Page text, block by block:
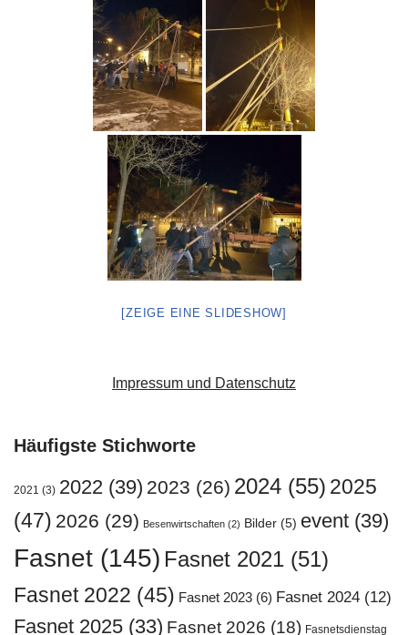
[ZEIGE EINE SLIDESHOW]
Impressum und Datenschutz
Häufigste Stichworte
2021 (3) 2022 (39) 2023 (26) 2024 (55) 2025
(47) 2026 (29) Besenwirtschaften (2) Bilder (5) event (39)
Fasnet (145) Fasnet 2021 (51)
Fasnet 2022 (45) Fasnet 2023 (6) Fasnet 2024 (12)
Fasnet 2025 (33) Fasnet 2026 (18) Fasnetsdienstag